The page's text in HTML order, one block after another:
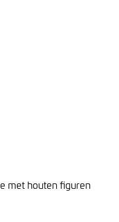
met houten figuren